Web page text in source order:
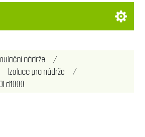
nádrže
/
Izolace pro nádrže
/
d1000